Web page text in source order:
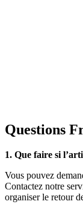
Questions
1. Que faire si
Vous pouvez
Contactez notre
organiser le retour